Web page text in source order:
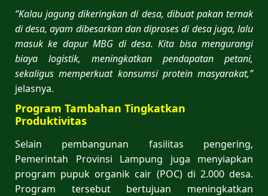
“Kalau jagung dikeringkan di desa, dibuat pakan ternak
di desa, ayam dibesarkan dan diproses di desa juga, lalu
masuk ke dapur MBG di desa. Kita bisa mengurangi
biaya logistik, meningkatkan pendapatan petani,
sekaligus memperkuat konsumsi protein masyarakat,”
jelasnya.
Program Tambahan Tingkatkan
Produktivitas
Selain pembangunan fasilitas pengering,
Pemerintah Provinsi Lampung juga menyiapkan
program pupuk organik cair (POC) di 2.000 desa.
Program tersebut bertujuan meningkatkan